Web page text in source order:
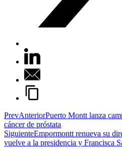
PrevAnteriorPuerto Montt lanza
cáncer de próstata
SiguienteEmpormontt renueva su
vuelve a la presidencia y Francisca